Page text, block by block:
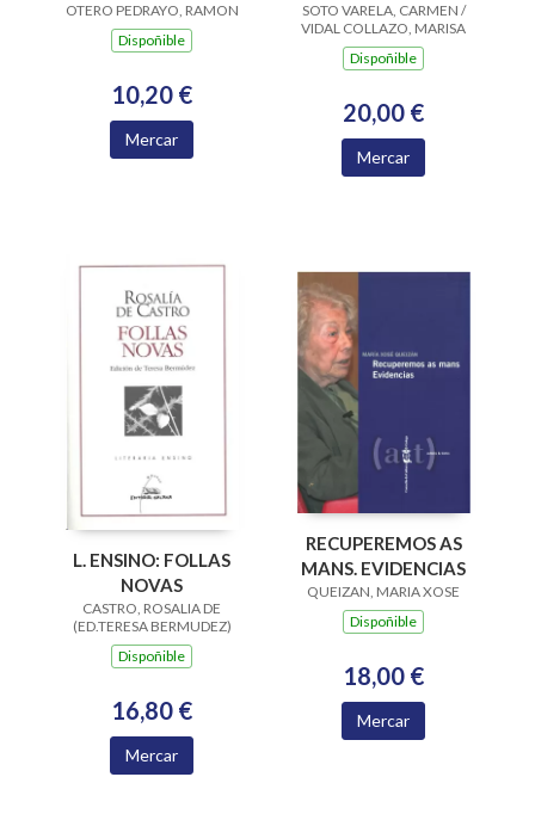
OTERO PEDRAYO, RAMON
Dispoñible
10,20 €
Mercar
ENCONTRO CON
PILAR WIRTZ
MOLEZUN
SOTO VARELA, CARMEN /
VIDAL COLLAZO, MARISA
Dispoñible
20,00 €
Mercar
L. ENSINO: FOLLAS
NOVAS
CASTRO, ROSALIA DE
(ED.TERESA BERMUDEZ)
Dispoñible
16,80 €
Mercar
RECUPEREMOS AS
MANS. EVIDENCIAS
QUEIZAN, MARIA XOSE
Dispoñible
18,00 €
Mercar